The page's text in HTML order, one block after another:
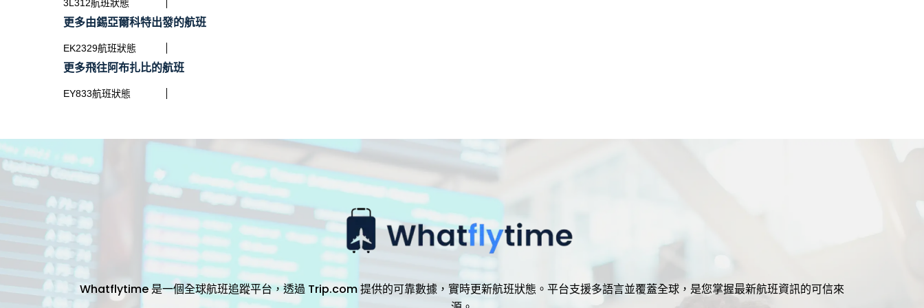
3L312航班狀態
更多由錫亞爾科特出發的航班
EK2329航班狀態
更多飛往阿布扎比的航班
EY833航班狀態
Whatflytime 是一個全球航班追蹤平台，透過 Trip.com 提供的可靠數據，實時更新航班狀態。平台支援多語言並覆蓋全球，是您掌握最新航班資訊的可信來